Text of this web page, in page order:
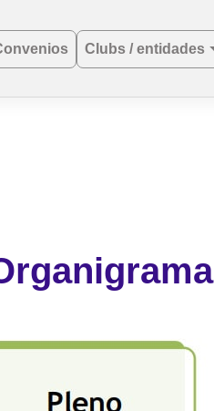
Clubs / entidades